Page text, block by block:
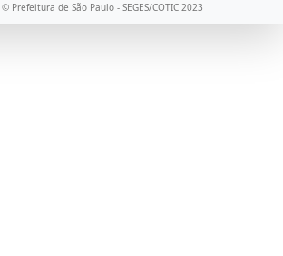
Prefeitura de São Paulo - SEGES/COTIC 2023